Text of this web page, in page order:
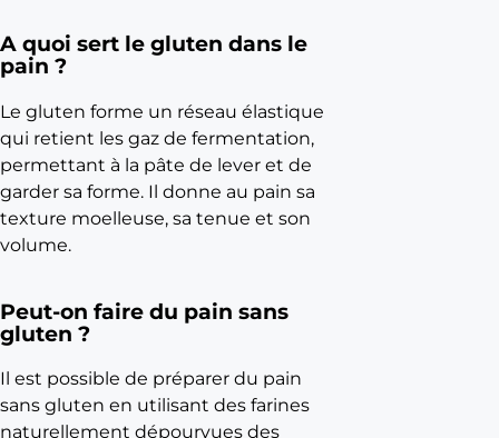
p
t
é
e
s
à
l
a
u
n
e
r
i
A quoi sert le gluten dans le
pain ?
Le gluten forme un réseau élastique
qui retient les gaz de fermentation,
permettant à la pâte de lever et de
garder sa forme. Il donne au pain sa
texture moelleuse, sa tenue et son
volume.
Peut-on faire du pain sans
gluten ?
Il est possible de préparer du pain
sans gluten en utilisant des farines
naturellement dépourvues des